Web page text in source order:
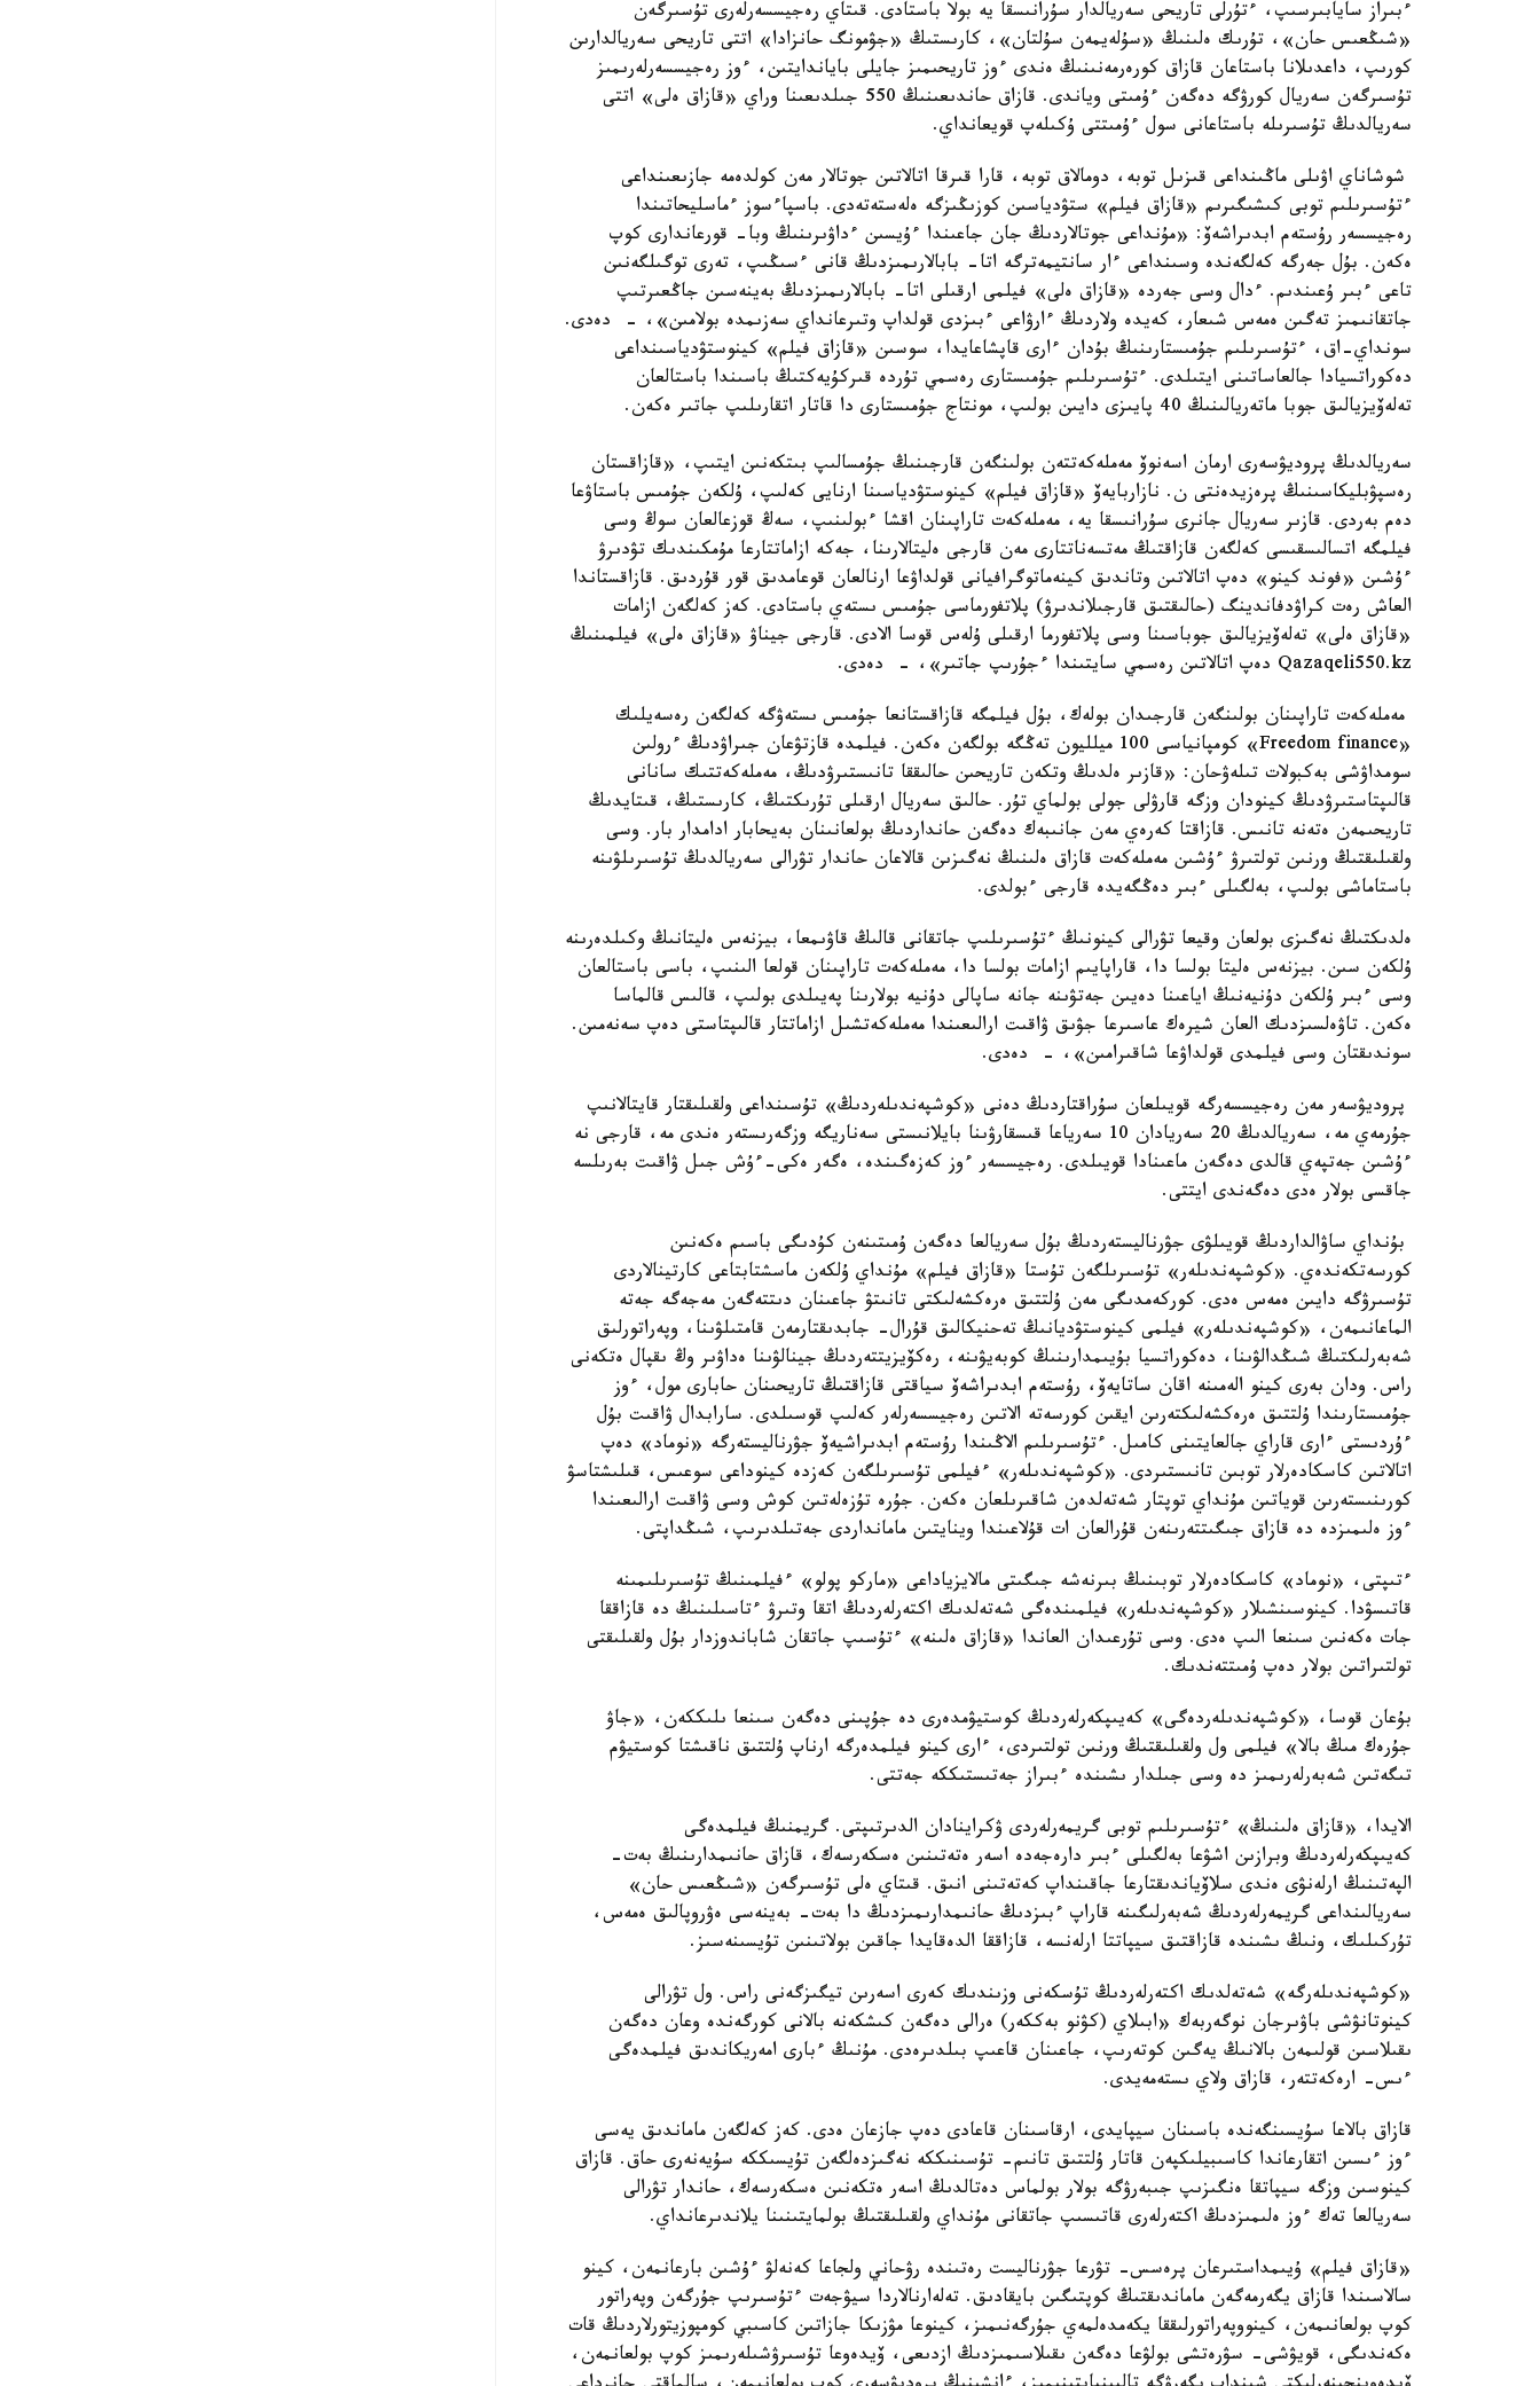
ءبىراز سايابىرسىپ، ءتۇرلى تاريحى سەريالدار سۇرانىسقا يە بولا باستادى. قىتاي رەجيسسەرلەرى تۇسىرگەن
«شىڭعىس حان»، تۇرىك ەلىنىڭ «سۇلەيمەن سۇلتان»، كارىستىڭ «جۋمونگ حانزادا» اتتى تاريحى سەريالدارىن
كورىپ، داعدىلانا باستاعان قازاق كورەرمەنىنىڭ ەندى ءوز تاريحىمىز جايلى باياندايتىن، ءوز رەجيسسەرلەرىمىز
تۇسىرگەن سەريال كورۋگە دەگەن ءۇمىتى وياندى. قازاق حاندىعىنىڭ 550 جىلدىعىنا وراي «قازاق ەلى» اتتى
سەريالدىڭ تۇسىرىلە باستاعانى سول ءۇمىتتى ۇكىلەپ قويعانداي.
شوشاناي اۋىلى ماڭىنداعى قىزىل توبە، دومالاق توبە، قارا قىرقا اتالاتىن جوتالار مەن كولدەمە جازىعىنداعى
ءتۇسىرىلىم توبى كىشىگىرىم «قازاق فيلم» ستۋدياسىن كوزىڭىزگە ەلەستەتەدى. باسپاءسوز ءماسليحاتىندا
رەجيسسەر رۇستەم ابدىراشەۆ: «مۇنداعى جوتالاردىڭ جان جاعىندا ءۇيسىن ءداۋىرىنىڭ وبا- قورعاندارى كوپ
ەكەن. بۇل جەرگە كەلگەندە وسىنداعى ءار سانتيمەترگە اتا- بابالارىمىزدىڭ قانى ءسىڭىپ، تەرى توگىلگەنىن
تاعى ءبىر ۇعىندىم. ءدال وسى جەردە «قازاق ەلى» فيلمى ارقىلى اتا- بابالارىمىزدىڭ بەينەسىن جاڭعىرتىپ
جاتقانىمىز تەگىن ەمەس شىعار، كەيدە ولاردىڭ ءارۋاعى ءبىزدى قولداپ وتىرعانداي سەزىمدە بولامىن»، - دەدى.
سونداي-اق، ءتۇسىرىلىم جۇمىستارىنىڭ بۇدان ءارى قاپشاعايدا، سوسىن «قازاق فيلم» كينوستۋدياسىنداعى
دەكوراتسيادا جالعاساتىنى ايتىلدى. ءتۇسىرىلىم جۇمىستارى رەسمي تۇردە قىركۇيەكتىڭ باسىندا باستالعان
تەلەۆيزيالىق جوبا ماتەريالىنىڭ 40 پايىزى دايىن بولىپ، مونتاج جۇمىستارى دا قاتار اتقارىلىپ جاتىر ەكەن.
سەريالدىڭ پروديۋسەرى ارمان اسەنوۆ مەملەكەتتەن بولىنگەن قارجىنىڭ جۇمسالىپ بىتكەنىن ايتىپ، «قازاقستان
رەسپۋبليكاسىنىڭ پرەزيدەنتى ن. نازاربايەۆ «قازاق فيلم» كينوستۋدياسىنا ارنايى كەلىپ، ۇلكەن جۇمىس باستاۋعا
دەم بەردى. قازىر سەريال جانرى سۇرانىسقا يە، مەملەكەت تاراپىنان اقشا ءبولىنىپ، سەڭ قوزعالعان سوڭ وسى
فيلمگە اتسالىسقىسى كەلگەن قازاقتىڭ مەتسەناتتارى مەن قارجى ەليتالارىنا، جەكە ازاماتتارعا مۇمكىندىك تۋدىرۋ
ءۇشىن «فوند كينو» دەپ اتالاتىن وتاندىق كينەماتوگرافيانى قولداۋعا ارنالعان قوعامدىق قور قۇردىق. قازاقستاندا
العاش رەت كراۋدفاندينگ (حالىقتىق قارجىلاندىرۋ) پلاتفورماسى جۇمىس ىستەي باستادى. كەز كەلگەن ازامات
«قازاق ەلى» تەلەۆيزيالىق جوباسىنا وسى پلاتفورما ارقىلى ۇلەس قوسا الادى. قارجى جيناۋ «قازاق ەلى» فيلمىنىڭ
Qazaqeli550.kz دەپ اتالاتىن رەسمي سايتىندا ءجۇرىپ جاتىر»، - دەدى.
مەملەكەت تاراپىنان بولىنگەن قارجىدان بولەك، بۇل فيلمگە قازاقستانعا جۇمىس ىستەۋگە كەلگەن رەسەيلىك
«Freedom finance» كومپانياسى 100 ميلليون تەڭگە بولگەن ەكەن. فيلمدە قازتۋعان جىراۋدىڭ ءرولىن
سومداۋشى بەكبولات تىلەۋحان: «قازىر ەلدىڭ وتكەن تاريحىن حالىققا تانىستىرۋدىڭ، مەملەكەتتىك سانانى
قالىپتاستىرۋدىڭ كينودان وزگە قارۋلى جولى بولماي تۇر. حالىق سەريال ارقىلى تۇرىكتىڭ، كارىستىڭ، قىتايدىڭ
تاريحىمەن ەتەنە تانىس. قازاقتا كەرەي مەن جانىبەك دەگەن حانداردىڭ بولعانىنان بەيحابار ادامدار بار. وسى
ولقىلىقتىڭ ورنىن تولتىرۋ ءۇشىن مەملەكەت قازاق ەلىنىڭ نەگىزىن قالاعان حاندار تۋرالى سەريالدىڭ تۇسىرىلۋىنە
باستاماشى بولىپ، بەلگىلى ءبىر دەڭگەيدە قارجى ءبولدى.
ەلدىكتىڭ نەگىزى بولعان وقيعا تۋرالى كينونىڭ ءتۇسىرىلىپ جاتقانى قالىڭ قاۋىمعا، بيزنەس ەليتانىڭ وكىلدەرىنە
ۇلكەن سىن. بيزنەس ەليتا بولسا دا، قاراپايىم ازامات بولسا دا، مەملەكەت تاراپىنان قولعا الىنىپ، باسى باستالعان
وسى ءبىر ۇلكەن دۇنيەنىڭ اياعىنا دەيىن جەتۋىنە جانە ساپالى دۇنيە بولارىنا پەيىلدى بولىپ، قالىس قالماسا
ەكەن. تاۋەلسىزدىك العان شيرەك عاسىرعا جۋىق ۋاقىت ارالىعىندا مەملەكەتشىل ازاماتتار قالىپتاستى دەپ سەنەمىن.
سوندىقتان وسى فيلمدى قولداۋعا شاقىرامىن»، - دەدى.
پروديۋسەر مەن رەجيسسەرگە قويىلعان سۇراقتاردىڭ دەنى «كوشپەندىلەردىڭ» تۇسىنداعى ولقىلىقتار قايتالانىپ
جۇرمەي مە، سەريالدىڭ 20 سەريادان 10 سەرياعا قىسقارۋىنا بايلانىستى سەناريگە وزگەرىستەر ەندى مە، قارجى نە
ءۇشىن جەتپەي قالدى دەگەن ماعىنادا قويىلدى. رەجيسسەر ءوز كەزەگىندە، ەگەر ەكى-ءۇش جىل ۋاقىت بەرىلسە
جاقسى بولار ەدى دەگەندى ايتتى.
بۇنداي ساۋالداردىڭ قويىلۋى جۋرناليستەردىڭ بۇل سەريالعا دەگەن ۇمىتىنەن كۇدىگى باسىم ەكەنىن
كورسەتكەندەي. «كوشپەندىلەر» تۇسىرىلگەن تۇستا «قازاق فيلم» مۇنداي ۇلكەن ماسشتابتاعى كارتينالاردى
تۇسىرۋگە دايىن ەمەس ەدى. كوركەمدىگى مەن ۇلتتىق ەرەكشەلىكتى تانىتۋ جاعىنان دىتتەگەن مەجەگە جەتە
الماعانىمەن، «كوشپەندىلەر» فيلمى كينوستۋديانىڭ تەحنيكالىق قۇرال- جابدىقتارمەن قامتىلۋىنا، وپەراتورلىق
شەبەرلىكتىڭ شىڭدالۋىنا، دەكوراتسيا بۇيىمدارىنىڭ كوبەيۋىنە، رەكۆيزيتتەردىڭ جينالۋىنا ەداۋىر وڭ ىقپال ەتكەنى
راس. ودان بەرى كينو الەمىنە اقان ساتايەۆ، رۇستەم ابدىراشەۆ سياقتى قازاقتىڭ تاريحىنان حابارى مول، ءوز
جۇمىستارىندا ۇلتتىق ەرەكشەلىكتەرىن ايقىن كورسەتە الاتىن رەجيسسەرلەر كەلىپ قوسىلدى. سارابدال ۋاقىت بۇل
ءۇردىستى ءارى قاراي جالعايتىنى كامىل. ءتۇسىرىلىم الاڭىندا رۇستەم ابدىراشيەۆ جۋرناليستەرگە «نوماد» دەپ
اتالاتىن كاسكادەرلار توبىن تانىستىردى. «كوشپەندىلەر» ءفيلمى تۇسىرىلگەن كەزدە كينوداعى سوعىس، قىلىشتاسۋ
كورىنىستەرىن قوياتىن مۇنداي توپتار شەتەلدەن شاقىرىلعان ەكەن. جۇرە تۇزەلەتىن كوش وسى ۋاقىت ارالىعىندا
ءوز ەلىمىزدە دە قازاق جىگىتتەرىنەن قۇرالعان ات قۇلاعىندا وينايتىن مامانداردى جەتىلدىرىپ، شىڭداپتى.
ءتىپتى، «نوماد» كاسكادەرلار توبىنىڭ بىرنەشە جىگىتى مالايزياداعى «ماركو پولو» ءفيلمىنىڭ تۇسىرىلىمىنە
قاتىسۋدا. كينوسىنشىلار «كوشپەندىلەر» فيلمىندەگى شەتەلدىك اكتەرلەردىڭ اتقا وتىرۋ ءتاسىلىنىڭ دە قازاققا
جات ەكەنىن سىنعا الىپ ەدى. وسى تۇرعىدان العاندا «قازاق ەلىنە» ءتۇسىپ جاتقان شاباندوزدار بۇل ولقىلىقتى
تولتىراتىن بولار دەپ ۇمىتتەندىك.
بۇعان قوسا، «كوشپەندىلەردەگى» كەيىپكەرلەردىڭ كوستيۋمدەرى دە جۇپىنى دەگەن سىنعا ىلىككەن، «جاۋ
جۇرەك مىڭ بالا» فيلمى ول ولقىلىقتىڭ ورنىن تولتىردى، ءارى كينو فيلمدەرگە ارناپ ۇلتتىق ناقىشتا كوستيۋم
تىگەتىن شەبەرلەرىمىز دە وسى جىلدار ىشىندە ءبىراز جەتىستىككە جەتتى.
الايدا، «قازاق ەلىنىڭ» ءتۇسىرىلىم توبى گريمەرلەردى ۋكراينادان الدىرتىپتى. گريمنىڭ فيلمدەگى
كەيىپكەرلەردىڭ وبرازىن اشۋعا بەلگىلى ءبىر دارەجەدە اسەر ەتەتىنىن ەسكەرسەك، قازاق حانىمدارىنىڭ بەت-
الپەتىنىڭ ارلەنۋى ەندى سلاۆياندىقتارعا جاقىنداپ كەتەتىنى انىق. قىتاي ەلى تۇسىرگەن «شىڭعىس حان»
سەريالىنداعى گريمەرلەردىڭ شەبەرلىگىنە قاراپ ءبىزدىڭ حانىمدارىمىزدىڭ دا بەت- بەينەسى ەۋروپالىق ەمەس،
تۇركىلىك، ونىڭ ىشىندە قازاقتىق سيپاتتا ارلەنسە، قازاققا الدەقايدا جاقىن بولاتىنىن تۇيسىنەسىز.
«كوشپەندىلەرگە» شەتەلدىك اكتەرلەردىڭ تۇسكەنى وزىندىك كەرى اسەرىن تيگىزگەنى راس. ول تۋرالى
كينوتانۋشى باۋىرجان نوگەربەك «ابىلاي (كۋنو بەككەر) ەرالى دەگەن كىشكەنە بالانى كورگەندە وعان دەگەن
ىقىلاسىن قولىمەن بالانىڭ يەگىن كوتەرىپ، جاعىنان قاعىپ بىلدىرەدى. مۇنىڭ ءبارى امەريكاندىق فيلمدەگى
ءىس- ارەكەتتەر، قازاق ولاي ىستەمەيدى.
قازاق بالاعا سۇيسىنگەندە باسىنان سيپايدى، ارقاسىنان قاعادى دەپ جازعان ەدى. كەز كەلگەن ماماندىق يەسى
ءوز ءىسىن اتقارعاندا كاسىبيلىكپەن قاتار ۇلتتىق تانىم- تۇسىنىككە نەگىزدەلگەن تۇيسىككە سۇيەنەرى حاق. قازاق
كينوسىن وزگە سيپاتقا ەنگىزىپ جىبەرۋگە بولار بولماس دەتالدىڭ اسەر ەتكەنىن ەسكەرسەك، حاندار تۋرالى
سەريالعا تەك ءوز ەلىمىزدىڭ اكتەرلەرى قاتىسىپ جاتقانى مۇنداي ولقىلىقتىڭ بولمايتىنىنا يلاندىرعانداي.
«قازاق فيلم» ۇيىمداستىرعان پرەسس- تۋرعا جۋرناليست رەتىندە رۋحاني ولجاعا كەنەلۋ ءۇشىن بارعانمەن، كينو
سالاسىندا قازاق يگەرمەگەن ماماندىقتىڭ كوپتىگىن بايقادىق. تەلەارنالاردا سيۋجەت ءتۇسىرىپ جۇرگەن وپەراتور
كوپ بولعانىمەن، كينووپەراتورلىققا يكەمدەلمەي جۇرگەنىمىز، كينوعا مۋزىكا جازاتىن كاسىبي كومپوزيتورلاردىڭ قات
ەكەندىگى، قويۋشى- سۋرەتشى بولۋعا دەگەن ىقىلاسىمىزدىڭ ازدىعى، ۆيدەوعا تۇسىرۋشىلەرىمىز كوپ بولعانمەن،